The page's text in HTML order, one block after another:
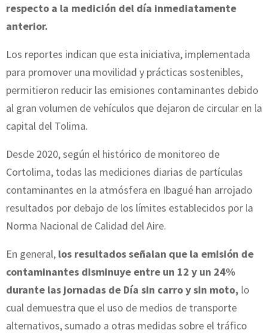
respecto a la medición del día inmediatamente
anterior.
Los reportes indican que esta iniciativa, implementada
para promover una movilidad y prácticas sostenibles,
permitieron reducir las emisiones contaminantes debido
al gran volumen de vehículos que dejaron de circular en la
capital del Tolima.
Desde 2020, según el histórico de monitoreo de
Cortolima, todas las mediciones diarias de partículas
contaminantes en la atmósfera en Ibagué han arrojado
resultados por debajo de los límites establecidos por la
Norma Nacional de Calidad del Aire.
En general, los resultados señalan que la emisión de
contaminantes disminuye entre un 12 y un 24%
durante las jornadas de Día sin carro y sin moto, lo
cual demuestra que el uso de medios de transporte
alternativos, sumado a otras medidas sobre el tráfico